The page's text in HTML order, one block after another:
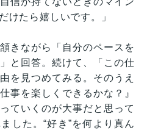
けたら嬉しいです。」
きながら「自分のペースを
と回答。続けて、「この仕
を見つめてみる。そのうえ
事を楽しくできるかな？』
ていくのが大事だと思って
した。“好き”を何より真ん